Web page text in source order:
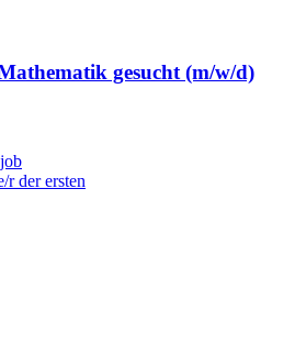
gesucht (m/w/d)
der ersten